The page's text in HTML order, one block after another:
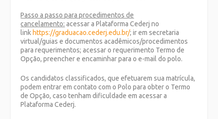
Passo a passo para procedimentos de
cancelamento: acessar a Plataforma Cederj no
link https://graduacao.cederj.edu.br/; ir em secretaria
virtual/guias e documentos acadêmicos/procedimentos
para requerimentos; acessar o requerimento Termo de
Opção, preencher e encaminhar para o e-mail do polo.
Os candidatos classificados, que efetuarem sua matrícula,
podem entrar em contato com o Polo para obter o Termo
de Opção, caso tenham dificuldade em acessar a
Plataforma Cederj.